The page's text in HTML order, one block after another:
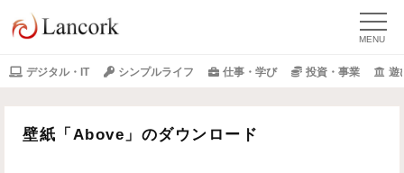
デジタル・IT シンプルライフ 仕事・学び 投資・事業 遊
壁紙「Above」のダウンロード